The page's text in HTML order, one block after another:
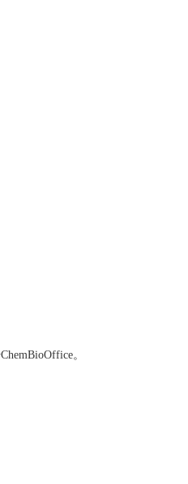
ChemBioOffice。